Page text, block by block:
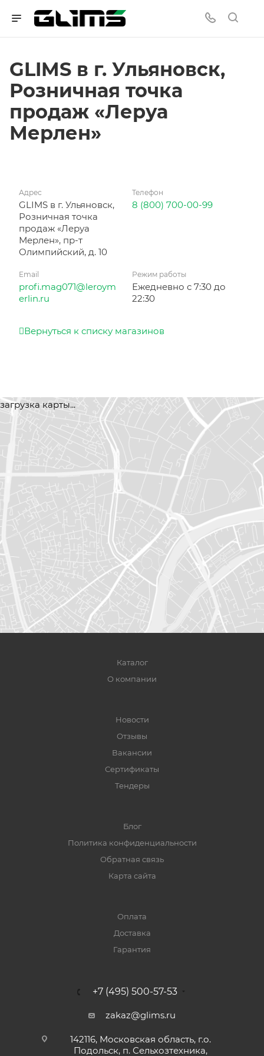
GLIMS в г. Ульяновск,
Розничная точка
продаж «Леруа
Мерлен»
Адрес
GLIMS в г. Ульяновск,
Розничная точка
продаж «Леруа
Мерлен», пр-т
Олимпийский, д. 10
Телефон
8 (800) 700-00-99
Email
profi.mag071@leroym
erlin.ru
Режим работы
Ежедневно с 7:30 до
22:30
Вернуться к списку магазинов
загрузка карты...
Каталог
О компании
Новости
Отзывы
Вакансии
Сертификаты
Тендеры
Блог
Политика конфиденциальности
Обратная связь
Карта сайта
Оплата
Доставка
Гарантия
+7 (495) 500-57-53
zakaz@glims.ru
142116, Московская область, г.о.
Подольск, п. Сельхозтехника,